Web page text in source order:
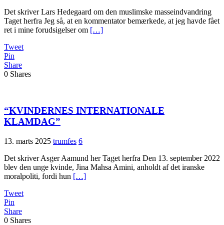
Det skriver Lars Hedegaard om den muslimske masseindvandring
Taget herfra Jeg så, at en kommentator bemærkede, at jeg havde fået
ret i mine forudsigelser om […]
Tweet
Pin
Share
0 Shares
“KVINDERNES INTERNATIONALE
KLAMDAG”
13. marts 2025 trumfes 6
Det skriver Asger Aamund her Taget herfra Den 13. september 2022
blev den unge kvinde, Jina Mahsa Amini, anholdt af det iranske
moralpoliti, fordi hun […]
Tweet
Pin
Share
0 Shares